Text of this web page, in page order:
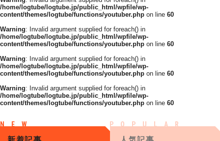
/home/logtube/logtube.jp/public_html/wpfile/wp-
content/themes/logtube/functions/youtuber.php on line 60
Warning: Invalid argument supplied for foreach() in
/home/logtube/logtube.jp/public_html/wpfile/wp-
content/themes/logtube/functions/youtuber.php on line 60
Warning: Invalid argument supplied for foreach() in
/home/logtube/logtube.jp/public_html/wpfile/wp-
content/themes/logtube/functions/youtuber.php on line 60
Warning: Invalid argument supplied for foreach() in
/home/logtube/logtube.jp/public_html/wpfile/wp-
content/themes/logtube/functions/youtuber.php on line 60